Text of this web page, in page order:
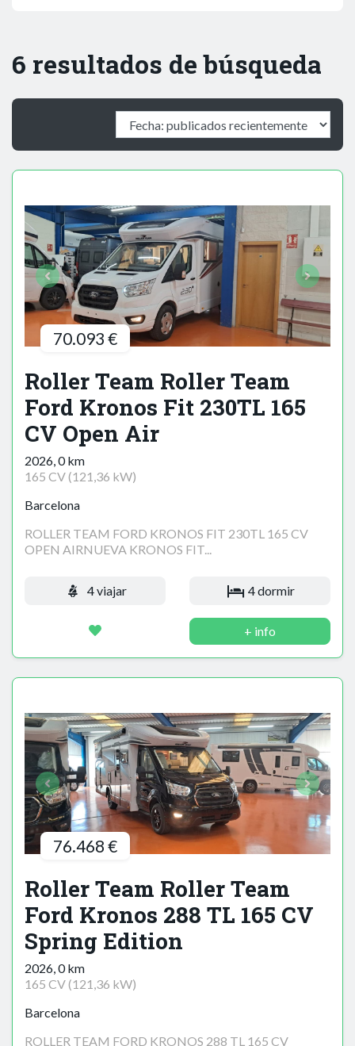
6 resultados de búsqueda
70.093 €
Roller Team Roller Team
Ford Kronos Fit 230TL 165
CV Open Air
2026, 0 km
165 CV (121,36 kW)
Barcelona
ROLLER TEAM FORD KRONOS FIT 230TL 165 CV
OPEN AIRNUEVA KRONOS FIT...
4 viajar 4 dormir
+ info
76.468 €
Roller Team Roller Team
Ford Kronos 288 TL 165 CV
Spring Edition
2026, 0 km
165 CV (121,36 kW)
Barcelona
ROLLER TEAM FORD KRONOS 288 TL 165 CV